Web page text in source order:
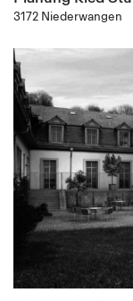
3172 Niederwangen